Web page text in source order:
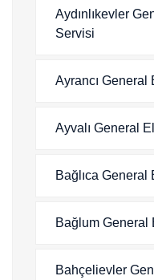
Aydınlıkevler
Servisi
Ayrancı
Ayvalı General
Bağlıca
Bağlum General
Bahçelievler